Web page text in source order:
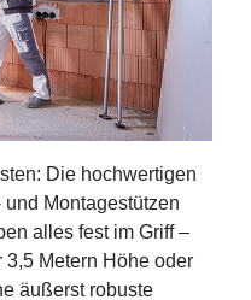
Die hochwertigen
Montagestützen
alles fest im Griff –
3,5 Metern Höhe oder
äußerst robuste